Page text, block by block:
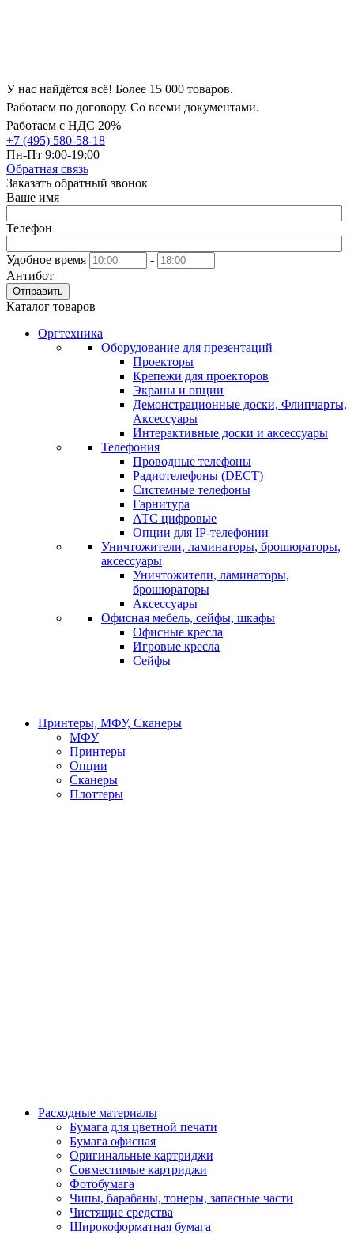
У нас найдётся всё! Более 15 000 товаров.
Работаем по договору. Со всеми документами.
Работаем с НДС 20%
+7 (495) 580-58-18
Пн-Пт 9:00-19:00
Обратная связь
Заказать обратный звонок
Ваше имя
Телефон
Удобное время
-
Антибот
Отправить
Каталог товаров
Оргтехника
Оборудование для презентаций
Проекторы
Крепежи для проекторов
Экраны и опции
Демонстрационные доски, Флипчарты,
Аксессуары
Интерактивные доски и аксессуары
Телефония
Проводные телефоны
Радиотелефоны (DECT)
Системные телефоны
Гарнитура
АТС цифровые
Опции для IP-телефонии
Уничтожители, ламинаторы, брошюраторы,
аксессуары
Уничтожители, ламинаторы,
брошюраторы
Аксессуары
Офисная мебель, сейфы, шкафы
Офисные кресла
Игровые кресла
Сейфы
Принтеры, МФУ, Сканеры
МФУ
Принтеры
Опции
Сканеры
Плоттеры
Расходные материалы
Бумага для цветной печати
Бумага офисная
Оригинальные картриджи
Совместимые картриджи
Фотобумага
Чипы, барабаны, тонеры, запасные части
Чистящие средства
Широкоформатная бумага